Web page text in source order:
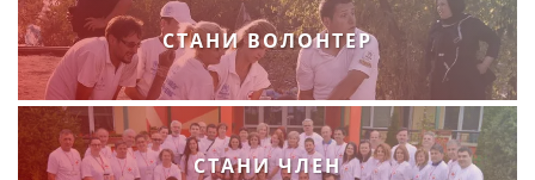
ОРГАНИЗАЦИЈА И РАЗВОЈ
РАКОВОДЕН ОДБОР
СОБРАНИЕ
СТРУКТУРА И ОРГАНИЗАЦИОНА ПОСТАВЕНОСТ
СТАНИ ВОЛОНТЕР
СТАНИ ЧЛЕН